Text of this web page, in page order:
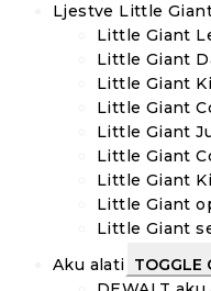
Ljestve Little
Little Giant
Little Giant
Little Giant
Little Giant
Little Giant
Little Giant
Little Giant
Little Giant
Little Giant
Aku alati TOGGLE